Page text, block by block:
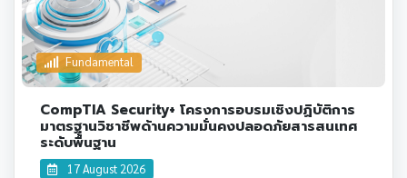
Fundamental
CompTIA Security+ โครงการอบรมเชิงปฏิบัติการ
มาตรฐานวิชาชีพด้านความมั่นคงปลอดภัยสารสนเทศ
ระดับพื้นฐาน
17 August 2026